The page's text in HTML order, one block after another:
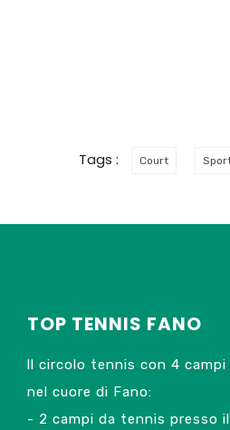
Tags : Court
TOP TENNIS FANO
ll circolo tennis con 4
nel cuore di Fano:
- 2 campi da tennis presso